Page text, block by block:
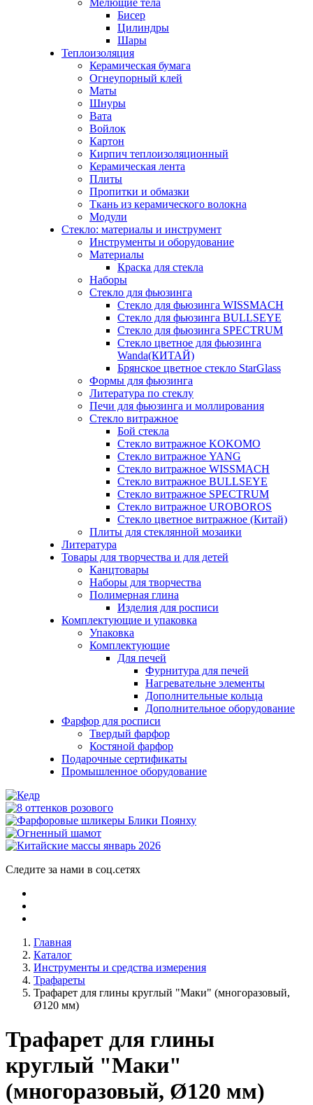
Мелющие тела
Бисер
Цилиндры
Шары
Теплоизоляция
Керамическая бумага
Огнеупорный клей
Маты
Шнуры
Вата
Войлок
Картон
Кирпич теплоизоляционный
Керамическая лента
Плиты
Пропитки и обмазки
Ткань из керамического волокна
Модули
Стекло: материалы и инструмент
Инструменты и оборудование
Материалы
Краска для стекла
Наборы
Стекло для фьюзинга
Стекло для фьюзинга WISSMACH
Стекло для фьюзинга BULLSEYE
Стекло для фьюзинга SPECTRUM
Стекло цветное для фьюзинга
Wanda(КИТАЙ)
Брянское цветное стекло StarGlass
Формы для фьюзинга
Литература по стеклу
Печи для фьюзинга и моллирования
Стекло витражное
Бой стекла
Стекло витражное KOKOMO
Стекло витражное YANG
Стекло витражное WISSMACH
Стекло витражное BULLSEYE
Стекло витражное SPECTRUM
Стекло витражное UROBOROS
Стекло цветное витражное (Китай)
Плиты для стеклянной мозаики
Литература
Товары для творчества и для детей
Канцтовары
Наборы для творчества
Полимерная глина
Изделия для росписи
Комплектующие и упаковка
Упаковка
Комплектующие
Для печей
Фурнитура для печей
Нагревательне элементы
Дополнительные кольца
Дополнительное оборудование
Фарфор для росписи
Твердый фарфор
Костяной фарфор
Подарочные сертификаты
Промышленное оборудование
Следите за нами в соц.сетях
Главная
Каталог
Инструменты и средства измерения
Трафареты
Трафарет для глины круглый "Маки" (многоразовый,
Ø120 мм)
Трафарет для глины
круглый "Маки"
(многоразовый, Ø120 мм)